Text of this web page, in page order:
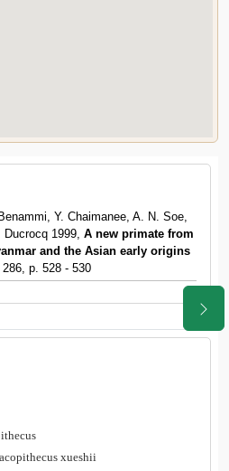
Y. Chaimanee, A. N. Soe,
1999, A new primate from
and the Asian early origins
p. 528 - 530
xueshii